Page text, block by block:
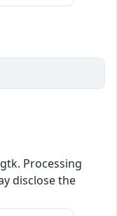
Processing
disclose the